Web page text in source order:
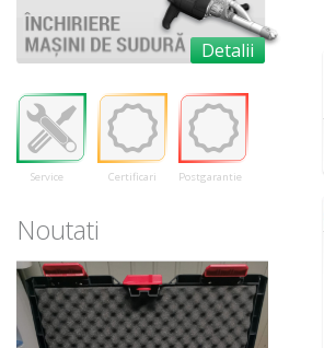
Detalii
Service Certificari Postgarantie
Noutati